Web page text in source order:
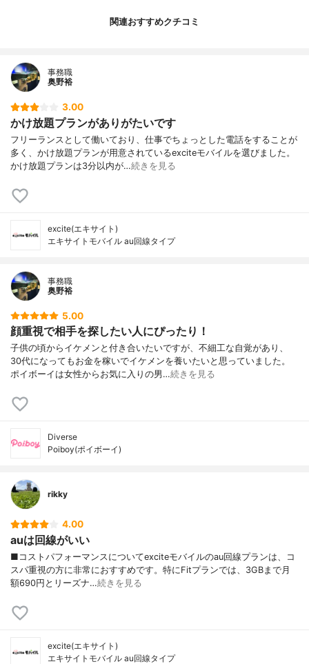
関連おすすめクチコミ
事務職
奥野裕
3.00
かけ放題プランがありがたいです
フリーランスとして働いており、仕事でちょっとした電話をすることが
多く、かけ放題プランが用意されているexciteモバイルを選びました。
かけ放題プランは3分以内が…続きを見る
excite(エキサイト)
エキサイトモバイル au回線タイプ
事務職
奥野裕
5.00
顔重視で相手を探したい人にぴったり！
子供の頃からイケメンと付き合いたいですが、不細工な自覚があり、
30代になってもお金を稼いでイケメンを養いたいと思っていました。
ポイボーイは女性からお気に入りの男…続きを見る
Diverse
Poiboy(ポイボーイ)
rikky
4.00
auは回線がいい
■コストパフォーマンスについてexciteモバイルのau回線プランは、コ
スパ重視の方に非常におすすめです。特にFitプランでは、3GBまで月
額690円とリーズナ…続きを見る
excite(エキサイト)
エキサイトモバイル au回線タイプ